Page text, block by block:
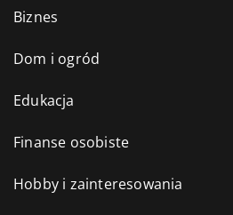
Biznes
Dom i ogród
Edukacja
Finanse osobiste
Hobby i zainteresowania